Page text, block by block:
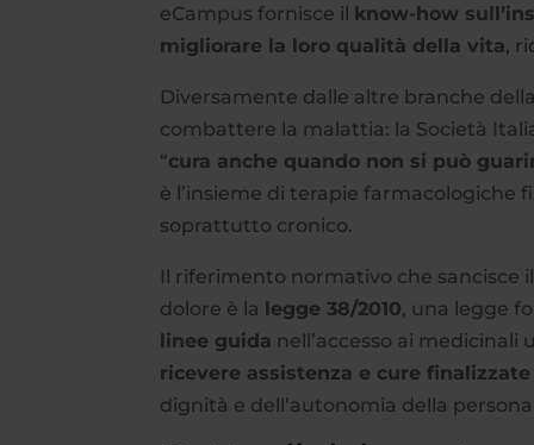
eCampus fornisce il
know-how
migliorare la loro qualità della vita,
Diversamente dalle altre branche
combattere la malattia: la Società
“cura anche quando non si può
è l’insieme di terapie farmacologiche
soprattutto cronico.
Il riferimento normativo che sancisce
dolore è la
legge 38/2010, una legge
linee guida nell’accesso ai medicinali
ricevere assistenza e cure
dignità e dell’autonomia della